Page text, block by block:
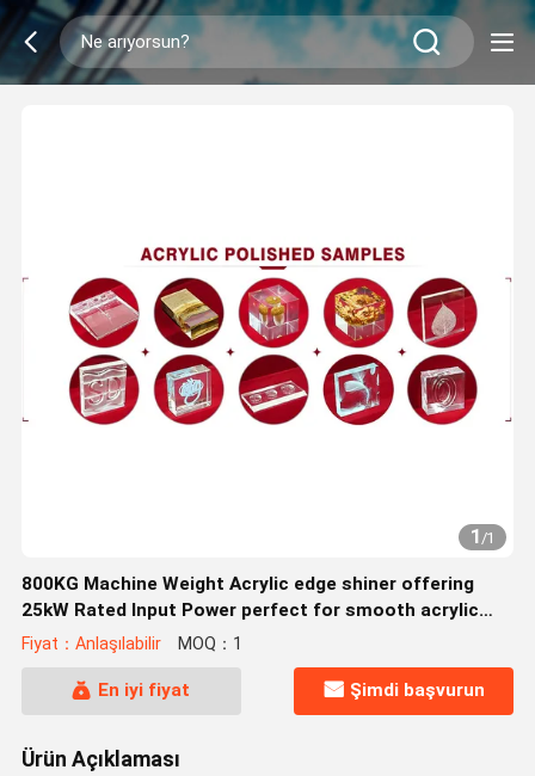
1/1
800KG Machine Weight Acrylic edge shiner offering
25kW Rated Input Power perfect for smooth acrylic
sheet edge refinement
Fiyat：Anlaşılabilir MOQ：1
En iyi fiyat Şimdi başvurun
Ürün Açıklaması